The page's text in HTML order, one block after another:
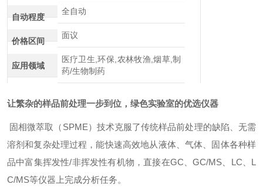
自动程度
全自动
价格区间
面议
应用领域
医疗卫生,环保,农林牧渔,烟草,制
药/生物制药
让繁杂的样品前处理一步到位， 绿色实验室的优选仪器
固相微萃取（ SPME）技术克服了传统样品前处理的缺陷、无需
溶剂和复杂处理过程，能快速高效地从液体、气体、固体各种样
品中富集挥发性/非挥发性有机物，直接在GC、GC/MS、LC、L
C/MS等仪器上完成分析任务。